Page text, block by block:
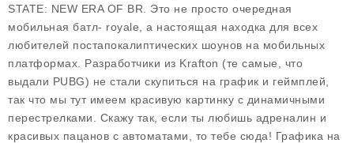
STATE: NEW ERA OF BR. Это не просто очередная
мобильная батл- royale, а настоящая находка для всех
любителей постапокалиптических шоунов на мобильных
платформах. Разработчики из Krafton (те самые, что
выдали PUBG) не стали скупиться на график и геймплей,
так что мы тут имеем красивую картинку с динамичными
перестрелками. Скажу так, если ты любишь адреналин и
красивых пацанов с автоматами, то тебе сюда! Графика на